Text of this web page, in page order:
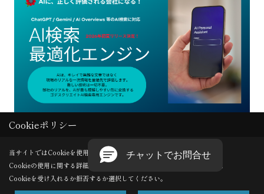
Copyright (c) GODDESS CREATE. All Rights Reserved.
Produced byゴデスクリエイト
Cookieポリシー
当サイトではCookieを使用します。
Cookieの使用に関する詳細は 「プライバシーポリシー
」をご覧ください。
Cookieを受け入れるか拒否するか選択してください。